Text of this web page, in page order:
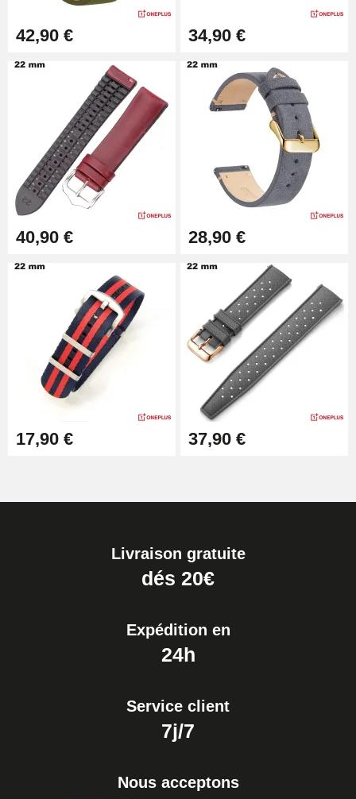
42,90 € 34,90 €
40,90 € 28,90 €
17,90 € 37,90 €
Livraison gratuite
dés 20€
Expédition en
24h
Service client
7j/7
Nous acceptons